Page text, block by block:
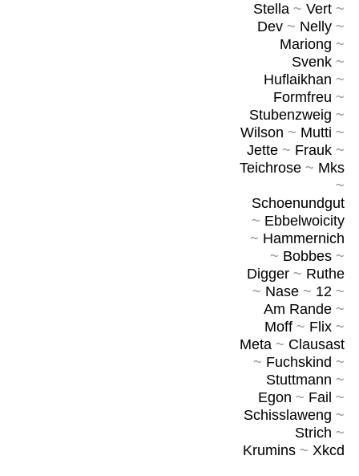
Stella~ Vert~
Dev~ Nelly~
Mariong ~
Svenk~
Huflaikhan ~
Formfreu ~
Stubenzweig ~
Wilson ~ Mutti ~
Jette~ Frauk~
Teichrose~ Mks
~
Schoenundgut
~ Ebbelwoicity
~ Hammernich
~ Bobbes~
Digger~ Ruthe
~ Nase~ 12~
Am Rande~
Moff~ Flix~
Meta~ Clausast
~ Fuchskind ~
Stuttmann ~
Egon ~ Fail ~
Schisslaweng ~
Strich ~
Krumins~ Xkcd